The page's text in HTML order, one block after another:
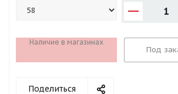
1
Наличие в магазинах
Под
Поделиться